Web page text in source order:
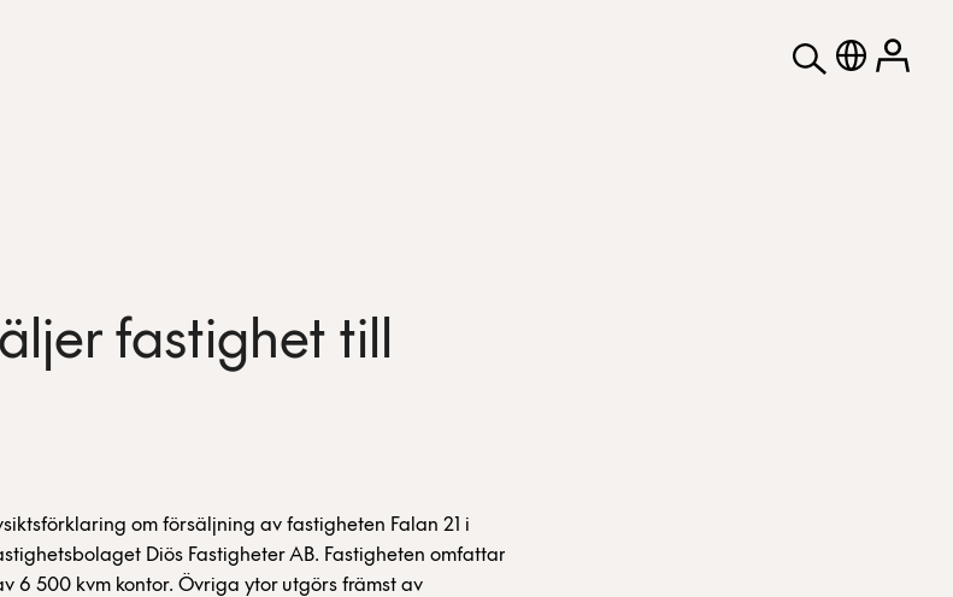
fastighet till
om försäljning av fastigheten Falan 21 i
Diös Fastigheter AB. Fastigheten omfattar
6 500 kvm kontor. Övriga ytor utgörs främst av